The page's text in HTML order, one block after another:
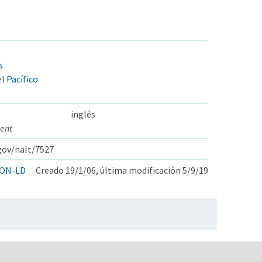
Pacífico
inglés
nalt/7527
LD
Creado 19/1/06, última modificación 5/9/19